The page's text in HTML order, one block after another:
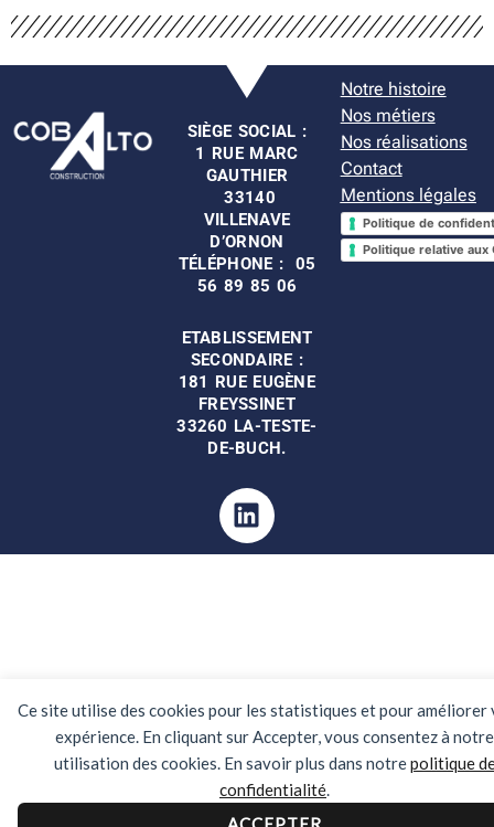
Ce site utilise des cookies pour les statistiques et pour améliorer
expérience. En cliquant sur Accepter, vous consentez à notre
utilisation des cookies. En savoir plus dans notrepolitique
confidentialité.
SIÈGE SOCIAL :
1 RUE MARC
GAUTHIER
33140
VILLENAVE
D’ORNON
TÉLÉPHONE : 05
56 89 85 06
ETABLISSEMENT
SECONDAIRE :
181 RUE EUGÈNE
FREYSSINET
33260 LA-TESTE-
DE-BUCH.
Linkedin
Notre histoire
Nos métiers
Nos réalisations
Contact
Mentions légales
Politique de
Politique relative aux